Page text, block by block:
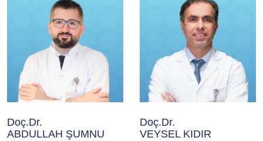
Doç.Dr.
ABDULLAH ŞUMNU
Doç.Dr.
VEYSEL KIDIR